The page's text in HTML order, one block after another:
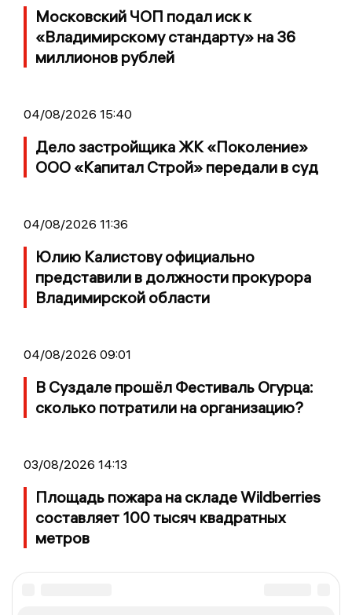
Московский ЧОП подал иск к
«Владимирскому стандарту» на 36
миллионов рублей
04/08/2026 15:40
Дело застройщика ЖК «Поколение»
ООО «Капитал Строй» передали в суд
04/08/2026 11:36
Юлию Калистову официально
представили в должности прокурора
Владимирской области
04/08/2026 09:01
В Суздале прошёл Фестиваль Огурца:
сколько потратили на организацию?
03/08/2026 14:13
Площадь пожара на складе Wildberries
составляет 100 тысяч квадратных
метров